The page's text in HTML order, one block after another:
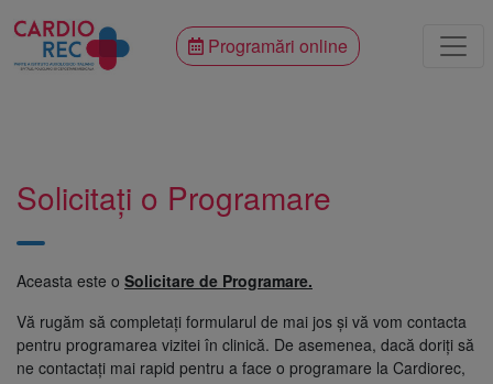
Programări online
Solicitați o Programare
Aceasta este o Solicitare de Programare.
Vă rugăm să completați formularul de mai jos și vă vom contacta
pentru programarea vizitei în clinică. De asemenea, dacă doriți să
ne contactați mai rapid pentru a face o programare la Cardiorec,